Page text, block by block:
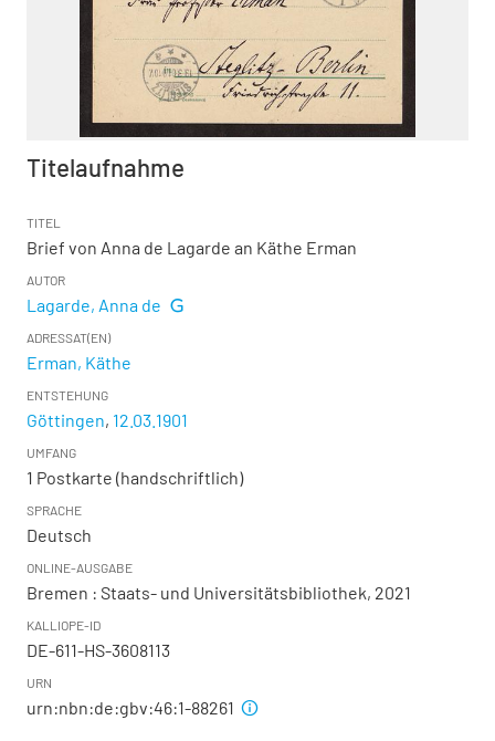
Titelaufnahme
TITEL
Brief von Anna de Lagarde an Käthe Erman
AUTOR
Lagarde, Anna de
ADRESSAT(EN)
Erman, Käthe
ENTSTEHUNG
Göttingen, 12.03.1901
UMFANG
1 Postkarte (handschriftlich)
SPRACHE
Deutsch
ONLINE-AUSGABE
Bremen : Staats- und Universitätsbibliothek, 2021
KALLIOPE-ID
DE-611-HS-3608113
URN
urn:nbn:de:gbv:46:1-88261